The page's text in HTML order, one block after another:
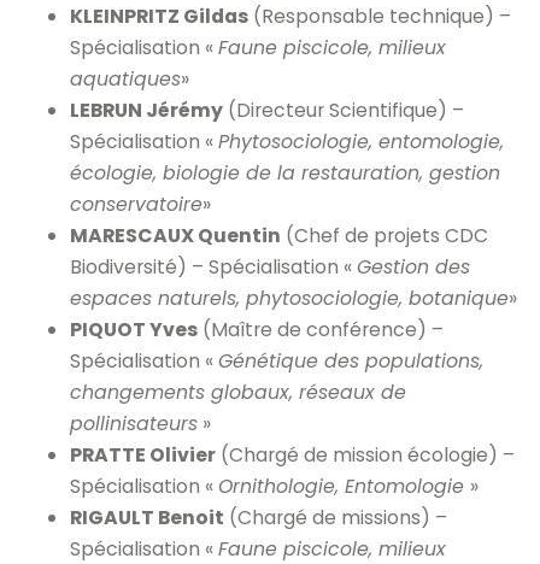
KLEINPRITZ Gildas (Responsable technique) –
Spécialisation «Faune piscicole, milieux
aquatiques»
LEBRUN Jérémy (Directeur Scientifique) –
Spécialisation «Phytosociologie, entomologie,
écologie, biologie de la restauration, gestion
conservatoire»
MARESCAUX Quentin (Chef de projets CDC
Biodiversité) – Spécialisation «Gestion des
espaces naturels, phytosociologie, botanique»
PIQUOT Yves (Maître de conférence) –
Spécialisation «Génétique des populations,
changements globaux, réseaux de
pollinisateurs »
PRATTE Olivier (Chargé de mission écologie) –
Spécialisation « Ornithologie, Entomologie »
RIGAULT Benoit (Chargé de missions) –
Spécialisation «Faune piscicole, milieux